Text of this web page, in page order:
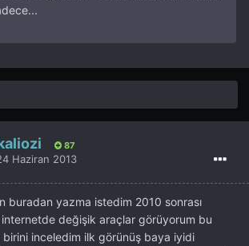
87
Haziran 2013
buradan yazma istedim 2010 sonrası
internetde değişik araçlar görüyorum bu
inceledim ilk görünüş baya iyidi